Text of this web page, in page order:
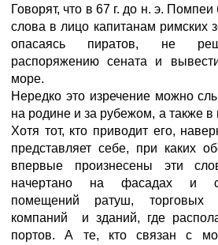
Говорят, что в 67 г. до н. э.
слова в лицо капитанам римских
опасаясь пиратов, не
распоряжению сената и
море.
Нередко это изречение можно
на родине и за рубежом, а также в
Хотя тот, кто приводит его,
представляет себе, при каких
впервые произнесены эти
начертано на фасадах и
помещений ратуш, торговых
компаний и зданий, где
портов. А те, кто связан с